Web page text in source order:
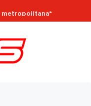
metropolitana*